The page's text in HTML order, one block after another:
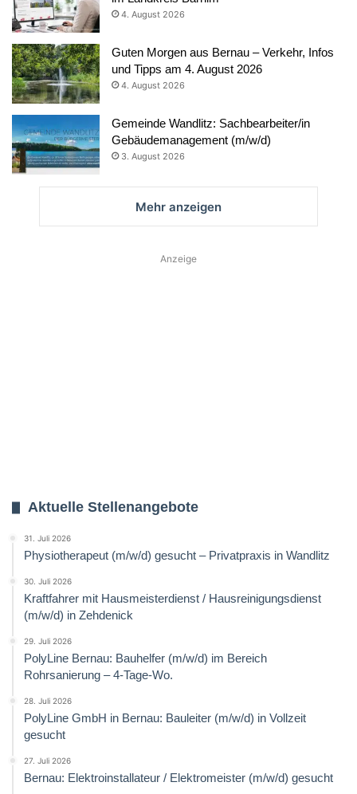
4. August 2026
Guten Morgen aus Bernau – Verkehr, Infos
und Tipps am 4. August 2026
4. August 2026
Gemeinde Wandlitz: Sachbearbeiter/in
Gebäudemanagement (m/w/d)
3. August 2026
Mehr anzeigen
Anzeige
Aktuelle Stellenangebote
31. Juli 2026
Physiotherapeut (m/w/d) gesucht – Privatpraxis in Wandlitz
30. Juli 2026
Kraftfahrer mit Hausmeisterdienst / Hausreinigungsdienst
(m/w/d) in Zehdenick
29. Juli 2026
PolyLine Bernau: Bauhelfer (m/w/d) im Bereich
Rohrsanierung – 4-Tage-Wo.
28. Juli 2026
PolyLine GmbH in Bernau: Bauleiter (m/w/d) in Vollzeit
gesucht
27. Juli 2026
Bernau: Elektroinstallateur / Elektromeister (m/w/d) gesucht